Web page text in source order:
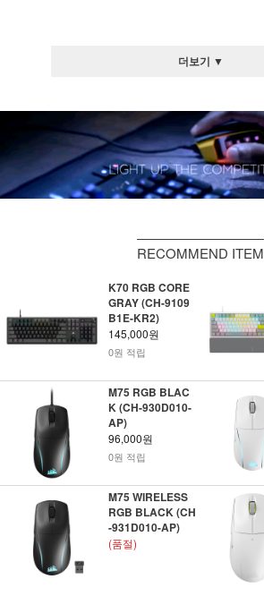
더보기 ▼
RECOMMEND ITEM
K70 RGB CORE
GRAY (CH-9109
B1E-KR2)
145,000원
0원 적립
M75 RGB BLAC
K (CH-930D010-
AP)
96,000원
0원 적립
M75 WIRELESS
RGB BLACK (CH
-931D010-AP)
(품절)